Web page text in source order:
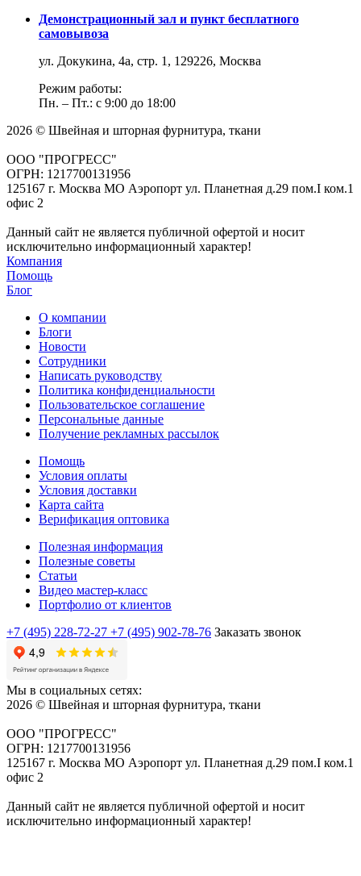
Демонстрационный зал и пункт бесплатного
самовывоза
ул. Докукина, 4а, стр. 1, 129226, Москва
Режим работы:
Пн. – Пт.: с 9:00 до 18:00
2026 © Швейная и шторная фурнитура, ткани
ООО "ПРОГРЕСС"
ОГРН: 1217700131956
125167 г. Москва МО Аэропорт ул. Планетная д.29 пом.I ком.1
офис 2
Данный сайт не является публичной офертой и носит
исключительно информационный характер!
Компания
Помощь
Блог
О компании
Блоги
Новости
Сотрудники
Написать руководству
Политика конфиденциальности
Пользовательское соглашение
Персональные данные
Получение рекламных рассылок
Помощь
Условия оплаты
Условия доставки
Карта сайта
Верификация оптовика
Полезная информация
Полезные советы
Статьи
Видео мастер-класс
Портфолио от клиентов
+7 (495) 228-72-27 +7 (495) 902-78-76 Заказать звонок
Мы в социальных сетях:
2026 © Швейная и шторная фурнитура, ткани
ООО "ПРОГРЕСС"
ОГРН: 1217700131956
125167 г. Москва МО Аэропорт ул. Планетная д.29 пом.I ком.1
офис 2
Данный сайт не является публичной офертой и носит
исключительно информационный характер!